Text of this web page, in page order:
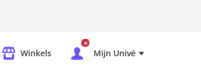
Winkels Mijn Univé